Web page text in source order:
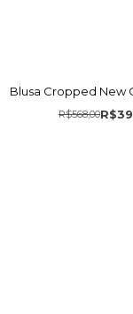
Blusa Cropped New
R$568,00